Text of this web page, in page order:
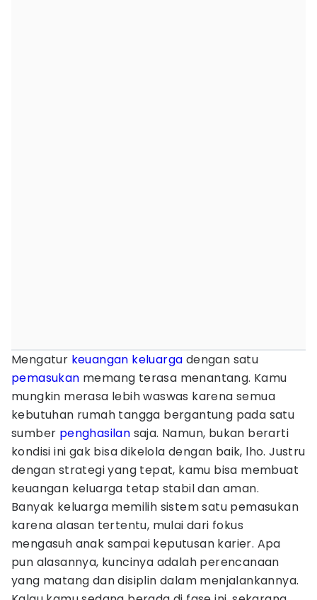
Mengatur keuangan keluarga dengan satu
pemasukan memang terasa menantang. Kamu
mungkin merasa lebih waswas karena semua
kebutuhan rumah tangga bergantung pada satu
sumber penghasilan saja. Namun, bukan berarti
kondisi ini gak bisa dikelola dengan baik, lho. Justru
dengan strategi yang tepat, kamu bisa membuat
keuangan keluarga tetap stabil dan aman.
Banyak keluarga memilih sistem satu pemasukan
karena alasan tertentu, mulai dari fokus
mengasuh anak sampai keputusan karier. Apa
pun alasannya, kuncinya adalah perencanaan
yang matang dan disiplin dalam menjalankannya.